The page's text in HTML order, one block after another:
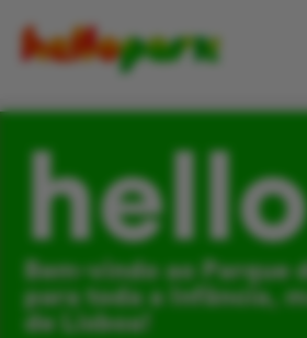
Bem-vindo ao Parque
para toda a Infância,
de Lisboa!